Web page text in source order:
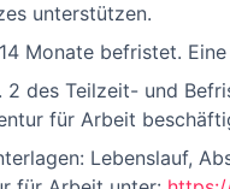
unterstützen.
Monate befristet.
des Teilzeit- und
für Arbeit
Lebenslauf,